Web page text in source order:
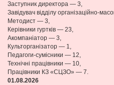
Заступник директора — 3,
Завідувач відділу організаційно-
Методист — 3,
Керівники гуртків — 23,
Акомпаніатор — 3,
Культорганізатор — 1,
Педагоги-сумісники — 12,
Технічні працівники — 10,
Працівники КЗ «СЦЗО»
01.08.2026